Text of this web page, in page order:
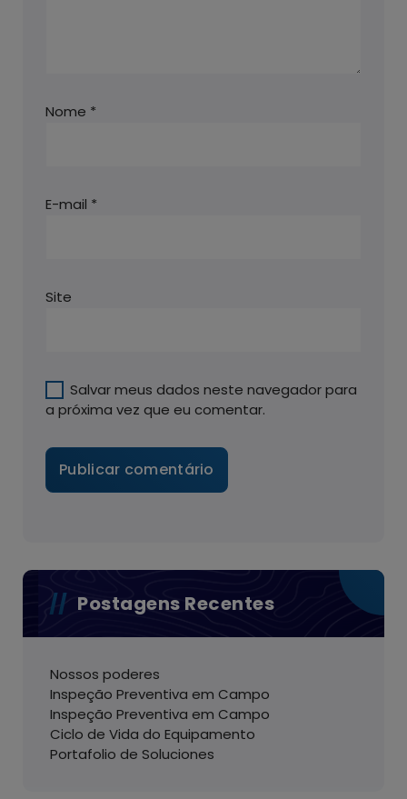
Nome *
E-mail *
Site
Salvar meus dados neste navegador para
a próxima vez que eu comentar.
Postagens Recentes
Nossos poderes
Inspeção Preventiva em Campo
Inspeção Preventiva em Campo
Ciclo de Vida do Equipamento
Portafolio de Soluciones